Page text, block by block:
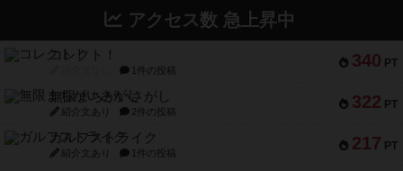
アクセス数 急上昇中
340 PT
コレクト！
1件の投稿
322 PT
無限まちがいさがし
紹介文あり 2件の投稿
217 PT
ガルフストライク
紹介文あり 1件の投稿